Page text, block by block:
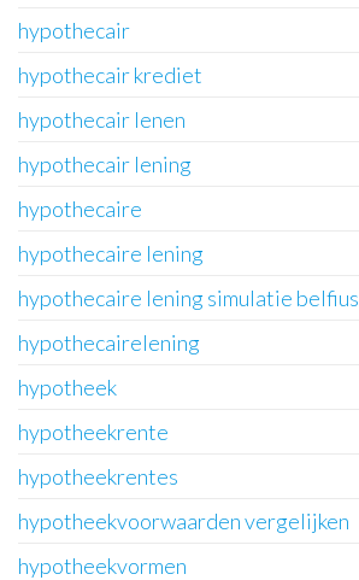
hypothecair
hypothecair krediet
hypothecair lenen
hypothecair lening
hypothecaire
hypothecaire lening
hypothecaire lening simulatie belfius
hypothecairelening
hypotheek
hypotheekrente
hypotheekrentes
hypotheekvoorwaarden vergelijken
hypotheekvormen